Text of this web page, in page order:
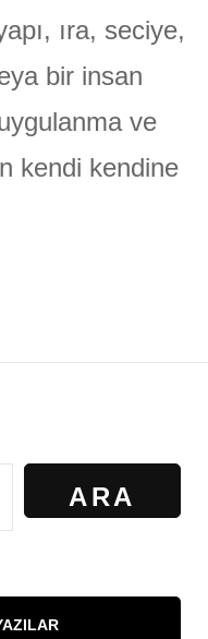
ıra, seciye,
bir insan
ve
kendi kendine
ARA